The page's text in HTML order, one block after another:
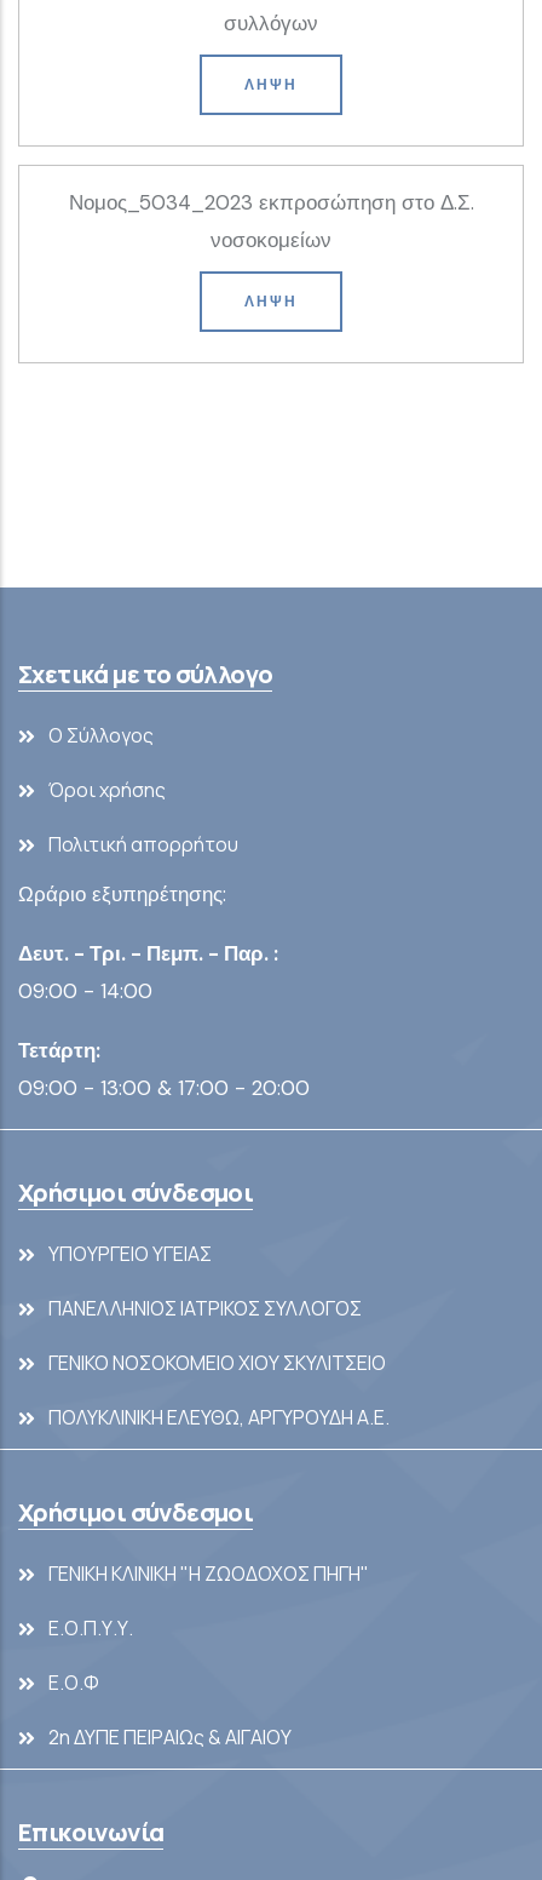
συλλόγων
ΛΉΨΗ
Νομος_5034_2023 εκπροσώπηση στο Δ.Σ.
νοσοκομείων
ΛΉΨΗ
Σχετικά με το σύλλογο
Ο Σύλλογος
Όροι χρήσης
Πολιτική απορρήτου
Ωράριο εξυπηρέτησης:
Δευτ. - Τρι. - Πεμπ. - Παρ. :
09:00 - 14:00
Τετάρτη:
09:00 - 13:00 & 17:00 - 20:00
Χρήσιμοι σύνδεσμοι
ΥΠΟΥΡΓΕΙΟ ΥΓΕΙΑΣ
ΠΑΝΕΛΛΗΝΙΟΣ ΙΑΤΡΙΚΟΣ ΣΥΛΛΟΓΟΣ
ΓΕΝΙΚΟ ΝΟΣΟΚΟΜΕΙΟ ΧΙΟΥ ΣΚΥΛΙΤΣΕΙΟ
ΠΟΛΥΚΛΙΝΙΚΗ ΕΛΕΥΘΩ, ΑΡΓΥΡΟΥΔΗ Α.Ε.
Χρήσιμοι σύνδεσμοι
ΓΕΝΙΚΗ ΚΛΙΝΙΚΗ "Η ΖΩΟΔΟΧΟΣ ΠΗΓΗ"
Ε.Ο.Π.Υ.Υ.
Ε.Ο.Φ
2η ΔΥΠΕ ΠΕΙΡΑΙΩς & ΑΙΓΑΙΟΥ
Επικοινωνία